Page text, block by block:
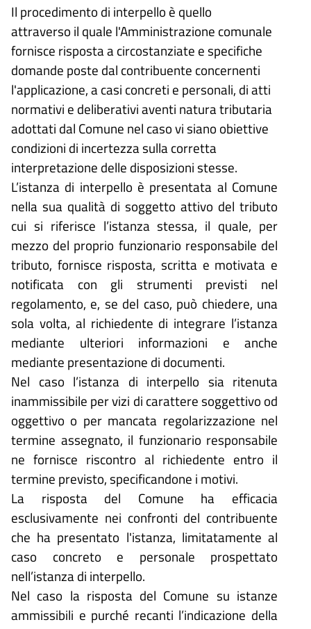
Il procedimento di interpello è quello
attraverso il quale l'Amministrazione comunale
fornisce risposta a circostanziate e specifiche
domande poste dal contribuente concernenti
l'applicazione, a casi concreti e personali, di atti
normativi e deliberativi aventi natura tributaria
adottati dal Comune nel caso vi siano obiettive
condizioni di incertezza sulla corretta
interpretazione delle disposizioni stesse.
L’istanza di interpello è presentata al Comune
nella sua qualità di soggetto attivo del tributo
cui si riferisce l’istanza stessa, il quale, per
mezzo del proprio funzionario responsabile del
tributo, fornisce risposta, scritta e motivata e
notificata con gli strumenti previsti nel
regolamento, e, se del caso, può chiedere, una
sola volta, al richiedente di integrare l’istanza
mediante ulteriori informazioni e anche
mediante presentazione di documenti.
Nel caso l’istanza di interpello sia ritenuta
inammissibile per vizi di carattere soggettivo od
oggettivo o per mancata regolarizzazione nel
termine assegnato, il funzionario responsabile
ne fornisce riscontro al richiedente entro il
termine previsto, specificandone i motivi.
La risposta del Comune ha efficacia
esclusivamente nei confronti del contribuente
che ha presentato l'istanza, limitatamente al
caso concreto e personale prospettato
nell’istanza di interpello.
Nel caso la risposta del Comune su istanze
ammissibili e purché recanti l’indicazione della